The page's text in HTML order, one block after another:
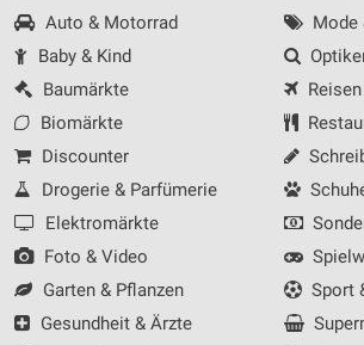
Auto & Motorrad
Baby & Kind
Baumärkte
Biomärkte
Discounter
Drogerie & Parfümerie
Elektromärkte
Foto & Video
Garten & Pflanzen
Gesundheit & Ärzte
Mode
Sport
Analyse von Zielgruppen durch Statistiken
Kombinationen von Daten aus
Quellen
Entwicklung und Verbesserung der
Verwendung reduzierter Daten zur Auswahl
Inhalten
IAB-Besonderheiten:
Verwendung genauer Standortdaten